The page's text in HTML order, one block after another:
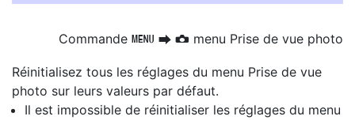
Commande G U C menu Prise de vue photo
Réinitialisez tous les réglages du menu Prise de vue
photo sur leurs valeurs par défaut.
Il est impossible de réinitialiser les réglages du menu